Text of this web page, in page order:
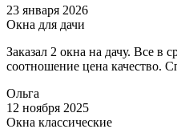
23 января 2026
Окна для дачи
Заказал 2 окна на дачу. Все в
соотношение цена качество.
Ольга
12 ноября 2025
Окна классические